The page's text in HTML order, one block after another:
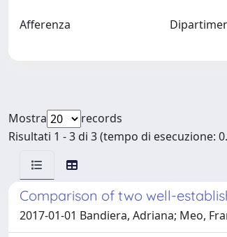
Afferenza
Mostra
records
Risultati 1 - 3 di 3 (tempo di esecuzione:
Comparison of two well-
2017-01-01 Bandiera, Adriana; Meo,